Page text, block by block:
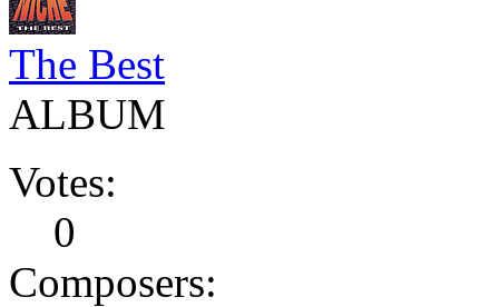
The Best
ALBUM
Votes:
0
Composers: